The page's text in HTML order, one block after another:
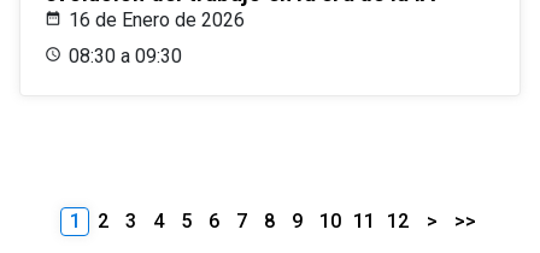
16 de Enero de 2026
08:30 a 09:30
1 2 3 4 5 6 7 8 9 10 11 12 > >>